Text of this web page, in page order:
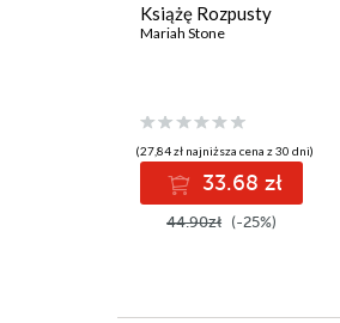
Książę Rozpusty
Mariah Stone
(27,84 zł najniższa cena z 30 dni)
33.68 zł
44.90zł (-25%)